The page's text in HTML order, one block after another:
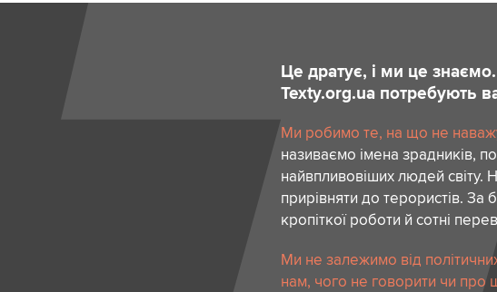
Це дратує, і ми це
Texty.org.ua потребують
Ми робимо те, на що не
називаємо імена зрадників,
найвпливовіших людей світу.
прирівняти до терористів. За
кропіткої роботи й сотні
Ми не залежимо від
нам, чого не говорити чи про